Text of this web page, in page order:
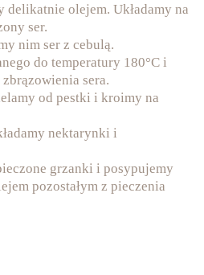
olejem. Układamy na
ser.
nim ser z cebulą.
do temperatury 180°C i
sera.
od pestki i kroimy na
nektarynki i
grzanki i posypujemy
pozostałym z pieczenia